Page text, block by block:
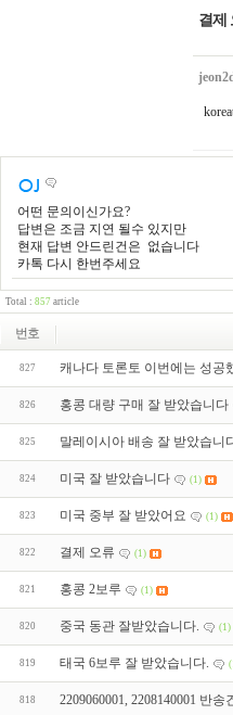
결제
어떤 문의이신가요?
답변은 조금 지연 될수 있지만
현재 답변 안드린건은 없습니다
카톡 다시 한번주세요
Total : 857 article
번호
827 캐나다 토론토 이번에는 성공
826 홍콩 대량 구매 잘 받았습니다
825 말레이시아 배송 잘 받았습니
824 미국 잘 받았습니다 (1)
823 미국 중부 잘 받았어요 (1)
822 결제 오류 (1)
821 홍콩 2보루 (1)
820 중국 동관 잘받았습니다. (1)
819 태국 6보루 잘 받았습니다.
818 2209060001, 2208140001 반